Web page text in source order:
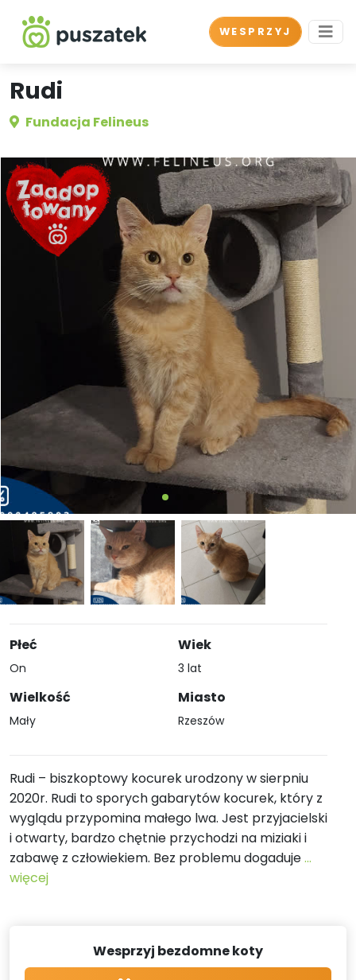
WESPRZYJ
Rudi
Fundacja Felineus
Płeć
On
Wielkość
Mały
Wiek
3 lat
Miasto
Rzeszów
Rudi – biszkoptowy kocurek urodzony w sierpniu
2020r. Rudi to sporych gabarytów kocurek, który z
wyglądu przypomina małego lwa. Jest przyjacielski
i otwarty, bardzo chętnie przychodzi na miziaki i
zabawę z człowiekiem. Bez problemu dogaduje...
więcej
Wesprzyj bezdomne koty